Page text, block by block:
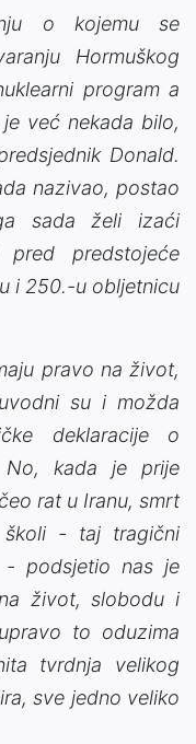
o kojemu se
Hormuškog
program a
već nekada bilo,
Donald.
nazivao, postao
sada želi izaći
pred predstojeće
i 250.-u obljetnicu
pravo na život,
su i možda
deklaracije o
No, kada je prije
rat u Iranu, smrt
školi - taj tragični
- podsjetio nas je
život, slobodu i
to oduzima
tvrdnja velikog
sve jedno veliko